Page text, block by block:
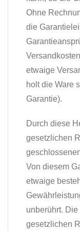
Ohne
die
etwaige
holt die Ware
Garantie).
Durch diese
gesetzlichen
Von diesem
etwaige
unberührt.
gesetzlichen